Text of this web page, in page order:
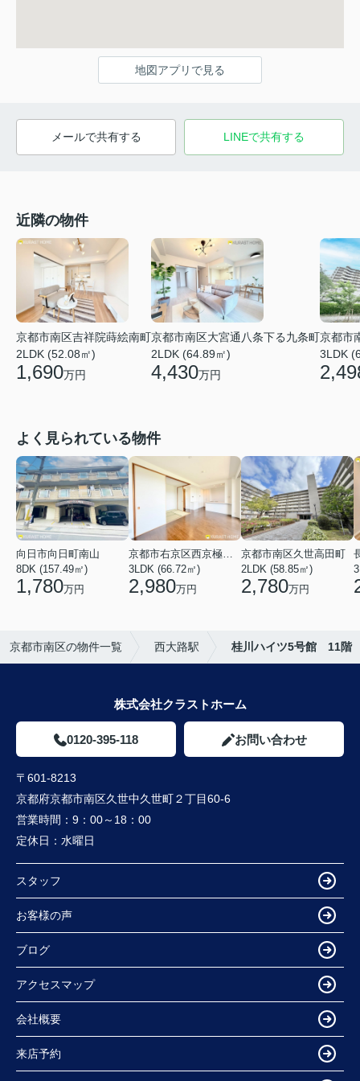
地図アプリで見る
メールで共有する LINEで共有する
近隣の物件
京都市南区吉祥院蒔絵南町
2LDK (52.08㎡)
1,690万円
京都市南区大宮通八条下る九条町
2LDK (64.89㎡)
4,430万円
京都市
3LDK
よく見られている物件
向日市向日町南山
8DK (157.49㎡)
1,780万円
京都市右京区西京極河原町
3LDK (66.72㎡)
2,980万円
京都市南区久世高田町
2LDK (58.85㎡)
2,780万円
京都市南区の物件一覧 西大路駅 桂川ハイツ5号館 11階
株式会社クラストホーム
0120-395-118 お問い合わせ
〒601-8213
京都府京都市南区久世中久世町２丁目60-6
営業時間： 9：00～18：00
定休日： 水曜日
スタッフ
お客様の声
ブログ
アクセスマップ
会社概要
来店予約